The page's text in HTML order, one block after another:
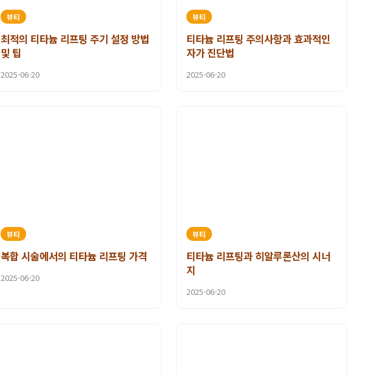
뷰티
최적의 티타늄 리프팅 주기 설정 방법
및 팁
2025-06-20
뷰티
티타늄 리프팅 주의사항과 효과적인
자가 진단법
2025-06-20
뷰티
복합 시술에서의 티타늄 리프팅 가격
2025-06-20
뷰티
티타늄 리프팅과 히알루론산의 시너
지
2025-06-20